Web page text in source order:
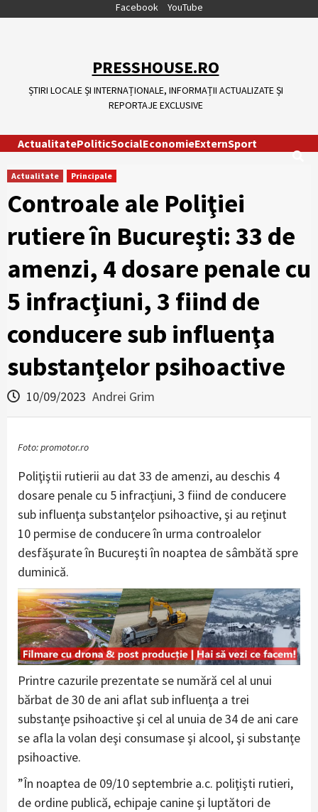
Facebook YouTube
PRESSHOUSE.RO
ȘTIRI LOCALE ȘI INTERNAȚIONALE, INFORMAȚII ACTUALIZATE ȘI
REPORTAJE EXCLUSIVE
ActualitatePoliticSocialEconomieExternSport
Actualitate Principale
Controale ale Poliţiei
rutiere în Bucureşti: 33 de
amenzi, 4 dosare penale cu
5 infracţiuni, 3 fiind de
conducere sub influenţa
substanţelor psihoactive
10/09/2023 Andrei Grim
Foto: promotor.ro
Poliţiştii rutierii au dat 33 de amenzi, au deschis 4
dosare penale cu 5 infracţiuni, 3 fiind de conducere
sub influenţa substanţelor psihoactive, şi au reţinut
10 permise de conducere în urma controalelor
desfăşurate în Bucureşti în noaptea de sâmbătă spre
duminică.
Printre cazurile prezentate se numără cel al unui
bărbat de 30 de ani aflat sub influenţa a trei
substanţe psihoactive şi cel al unuia de 34 de ani care
se afla la volan deşi consumase şi alcool, şi substanţe
psihoactive.
”În noaptea de 09/10 septembrie a.c. poliţişti rutieri,
de ordine publică, echipaje canine şi luptători de